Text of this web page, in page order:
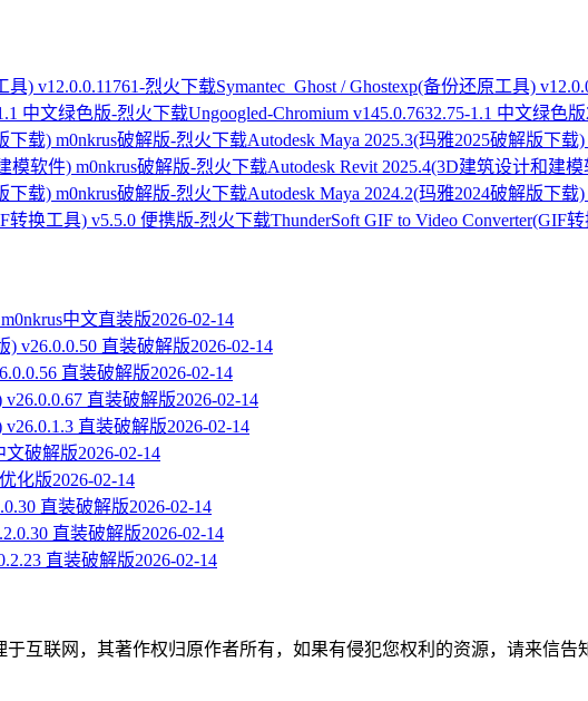
Symantec_Ghost / Ghostexp(备份还原工具)
Ungoogled-Chromium v145.0.7632.75-1.1 中文绿色版
Autodesk Maya 2025.3(玛雅2025破解版下载
Autodesk Revit 2025.4(3D建筑设计和建
Autodesk Maya 2024.2(玛雅2024破解版下载
ThunderSoft GIF to Video Converter(GIF
中文直装版2026-02-14
) v26.0.0.50 直装破解版2026-02-14
直装破解版2026-02-14
v26.0.0.67 直装破解版2026-02-14
v26.0.1.3 直装破解版2026-02-14
文破解版2026-02-14
化版2026-02-14
直装破解版2026-02-14
直装破解版2026-02-14
直装破解版2026-02-14
互联网，其著作权归原作者所有，如果有侵犯您权利的资源，请来信告